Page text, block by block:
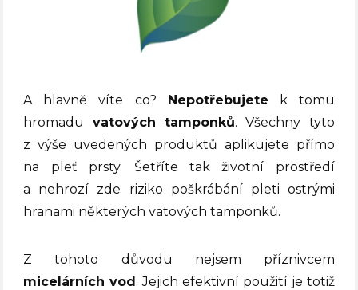
A hlavně víte co? Nepotřebujete k tomu
hromadu vatových tamponků. Všechny tyto
z výše uvedených produktů aplikujete přímo
na pleť prsty. Šetříte tak životní prostředí
a nehrozí zde riziko poškrábání pleti ostrými
hranami některých vatových tamponků.
Z tohoto důvodu nejsem příznivcem
micelárních vod. Jejich efektivní použití je totiž